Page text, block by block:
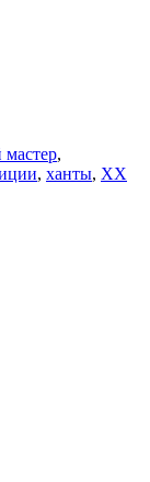
,
, ханты, ХХ